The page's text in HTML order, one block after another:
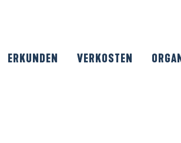
ERKUNDEN VERKOSTEN